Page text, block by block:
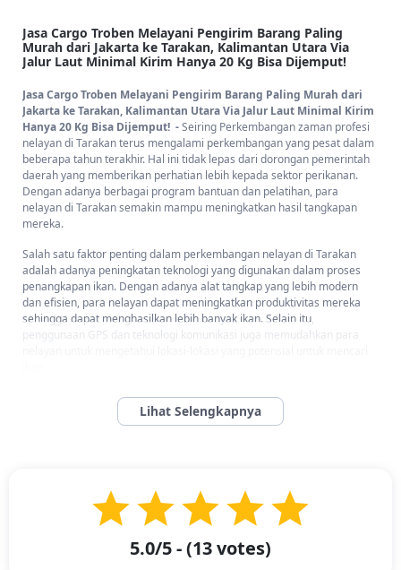
Jasa Cargo Troben Melayani Pengirim Barang Paling
Murah dari Jakarta ke Tarakan, Kalimantan Utara Via
Jalur Laut Minimal Kirim Hanya 20 Kg Bisa Dijemput!
Jasa Cargo Troben Melayani Pengirim Barang Paling Murah dari
Jakarta ke Tarakan, Kalimantan Utara Via Jalur Laut Minimal Kirim
Hanya 20 Kg Bisa Dijemput! -Seiring Perkembangan zaman profesi
nelayan di Tarakan terus mengalami perkembangan yang pesat dalam
beberapa tahun terakhir. Hal ini tidak lepas dari dorongan pemerintah
daerah yang memberikan perhatian lebih kepada sektor perikanan.
Dengan adanya berbagai program bantuan dan pelatihan, para
nelayan di Tarakan semakin mampu meningkatkan hasil tangkapan
mereka.
Salah satu faktor penting dalam perkembangan nelayan di Tarakan
adalah adanya peningkatan teknologi yang digunakan dalam proses
penangkapan ikan. Dengan adanya alat tangkap yang lebih modern
dan efisien, para nelayan dapat meningkatkan produktivitas mereka
sehingga dapat menghasilkan lebih banyak ikan. Selain itu,
penggunaan GPS dan teknologi komunikasi juga memudahkan para
Selain faktor teknologi, faktor lain yang turut mendukung
perkembangan nelayan di Tarakan adalah adanya akses pasar yang
lebih mudah. Dengan adanya peningkatan infrastruktur seperti jalan
para nelayan untuk meningkatkan pendapatan mereka.
Dengan adanya berbagai faktor peningkatan tersebut, Para nelayan
juga dihadapi dengan permasalahan yang terjadi saat ini, dimana
dengan produksi penangkapan ikan yang banyak tidak diimbangi
5.0/5 - (13votes)